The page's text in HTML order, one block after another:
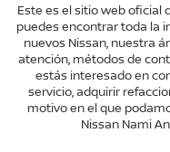
Este es el sitio web oficial
puedes encontrar toda la
nuevos Nissan, nuestra
atención, métodos de
estás interesado en
servicio, adquirir
motivo en el que
Nissan Nami